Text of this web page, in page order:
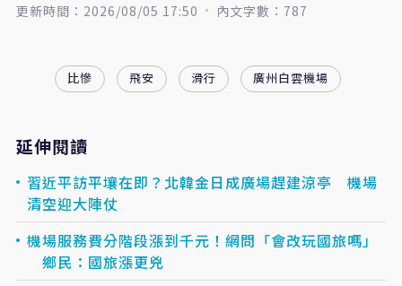
更新時間：2026/08/05 17:50 內文字數：787
比慘 飛安 滑行 廣州白雲機場
延伸閱讀
習近平訪平壤在即？北韓金日成廣場趕建涼亭 機場
清空迎大陣仗
機場服務費分階段漲到千元！網問「會改玩國旅嗎」
鄉民：國旅漲更兇